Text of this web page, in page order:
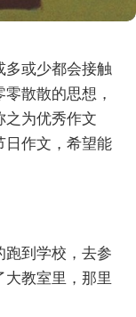
多或少都会接触
散散的思想，
之为优秀作文
日作文，希望能
跑到学校，去参
大教室里，那里